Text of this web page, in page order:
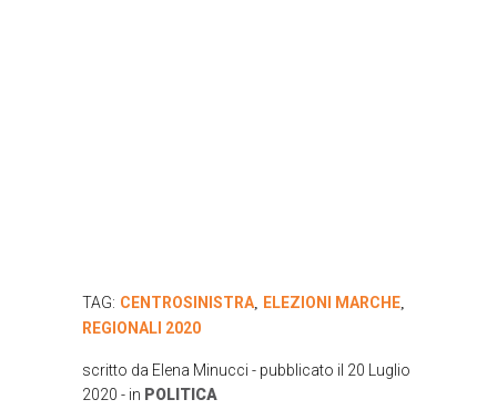
TAG: CENTROSINISTRA ELEZIONI MARCHE
REGIONALI 2020
scritto da Elena Minucci - pubblicato il 20 Luglio
2020 - in POLITICA